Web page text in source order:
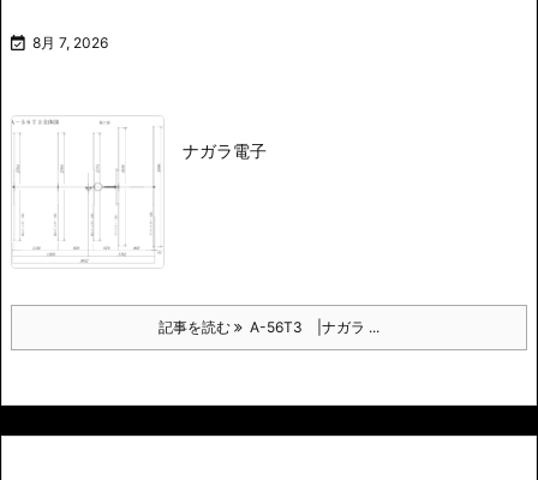
 8月 7, 2026
ナガラ電子
記事を読む A-56T3 |ナガラ ...